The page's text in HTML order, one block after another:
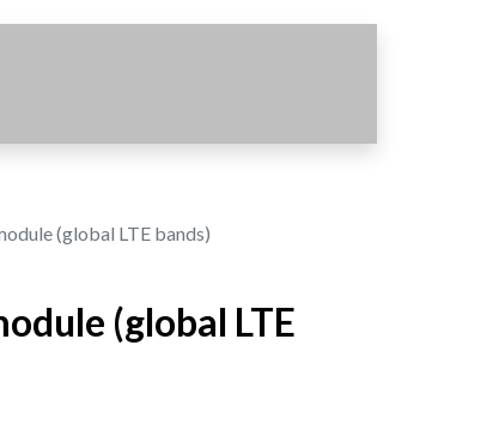
(global LTE bands)
(global LTE